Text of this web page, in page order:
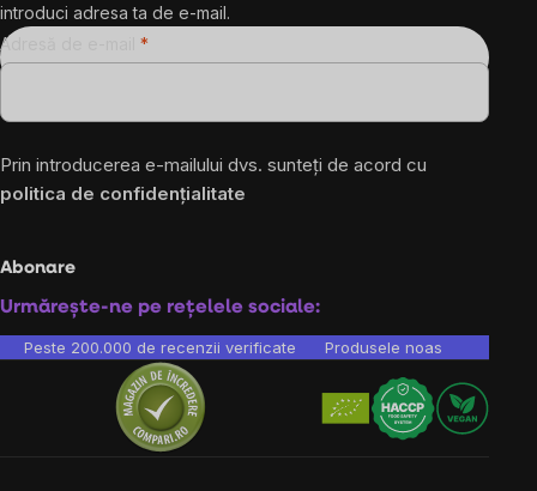
introduci adresa ta de e-mail.
Adresă de e-mail
Prin introducerea e-mailului dvs. sunteți de acord cu
politica de confidențialitate
Abonare
Urmărește-ne pe rețelele sociale:
Peste 200.000 de recenzii verificate Produsele noastre sunt